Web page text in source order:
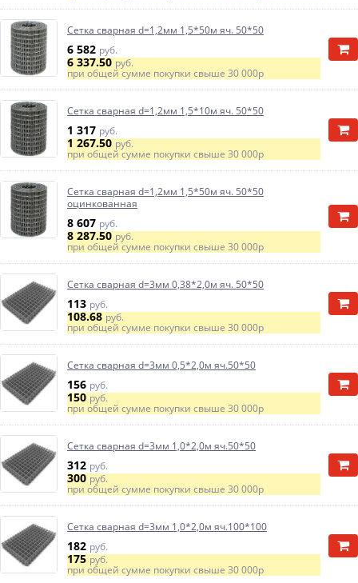
Сетка сварная d=1,2мм 1,5*50м яч. 50*50
6 582 руб.
6 337.50руб.
при общей сумме покупки свыше 30 000р
Сетка сварная d=1,2мм 1,5*10м яч. 50*50
1 317 руб.
1 267.50руб.
при общей сумме покупки свыше 30 000р
Сетка сварная d=1,2мм 1,5*50м яч. 50*50
оцинкованная
8 607 руб.
8 287.50руб.
при общей сумме покупки свыше 30 000р
Сетка сварная d=3мм 0,38*2,0м яч. 50*50
113 руб.
108.68руб.
при общей сумме покупки свыше 30 000р
Сетка сварная d=3мм 0,5*2,0м яч.50*50
156 руб.
150руб.
при общей сумме покупки свыше 30 000р
Сетка сварная d=3мм 1,0*2,0м яч.50*50
312 руб.
300руб.
при общей сумме покупки свыше 30 000р
Сетка сварная d=3мм 1,0*2,0м яч.100*100
182 руб.
175руб.
при общей сумме покупки свыше 30 000р